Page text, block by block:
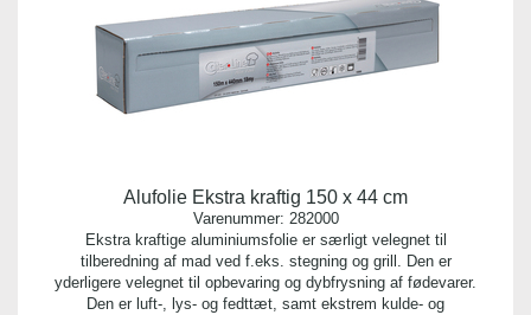
Vægt gram:
0.100 gr
Antal pr. palle:
Indhold:
1 rulle
Bredde:
14,00 cm
Alufolie Ekstra kraftig 150 x 44 cm
Varenummer: 282000
Ekstra kraftige aluminiumsfolie er særligt velegnet til
tilberedning af mad ved f.eks. stegning og grill. Den er
yderligere velegnet til opbevaring og dybfrysning af fødevarer.
Den er luft-, lys- og fedttæt, samt ekstrem kulde- og